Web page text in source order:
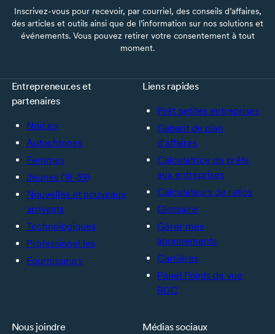
Inscrivez-vous pour recevoir, par courriel, des conseils d’affaires,
des articles et outils ainsi que de l’information sur nos solutions et
événements. Vous pouvez retirer votre consentement à tout
moment.
Entrepreneur.es et
partenaires
Noir.es
Autochtones
Femmes
Jeunes (18-39)
Nouvelles et nouveaux
arrivants
Technologiques
Professionel.les
Fournisseurs
Liens rapides
Prêt petites entreprises
Gabarit de plan
d’affaires
Calculatrice de prêts
aux entreprises
Calculateurs de ratios
Glossaire
Gérer mes
abonnements
Carrières
Panel Points de vue
BDC
Nous joindre Médias sociaux